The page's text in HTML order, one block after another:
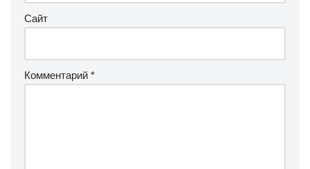
Сайт
Комментарий *